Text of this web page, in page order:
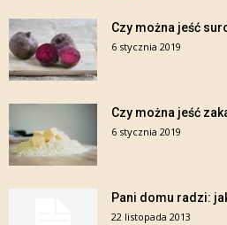
Czy można jeść
6 stycznia 2019
Czy można jeść
6 stycznia 2019
Pani domu radzi:
22 listopada 2013